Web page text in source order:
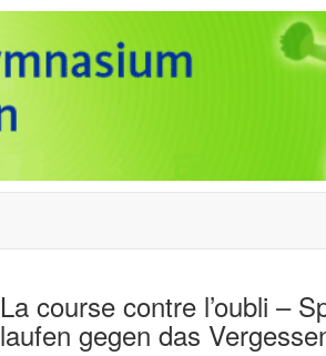
La course contre l’oubli –
laufen gegen das